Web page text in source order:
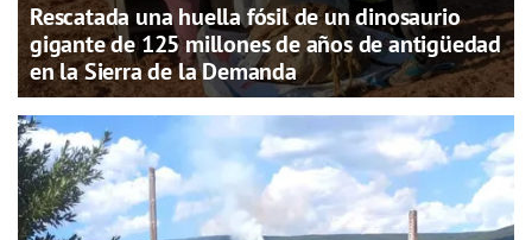
Rescatada una huella fósil de un dinosaurio
gigante de 125 millones de años de antigüedad
en la Sierra de la Demanda